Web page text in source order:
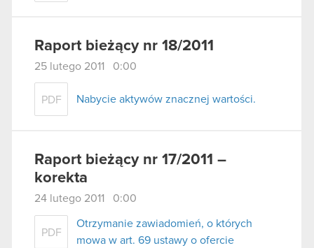
Raport bieżący nr 18/2011
25 lutego 2011 0:00
PDF Nabycie aktywów znacznej wartości.
Raport bieżący nr 17/2011 –
korekta
24 lutego 2011 0:00
PDF
Otrzymanie zawiadomień, o których
mowa w art. 69 ustawy o ofercie